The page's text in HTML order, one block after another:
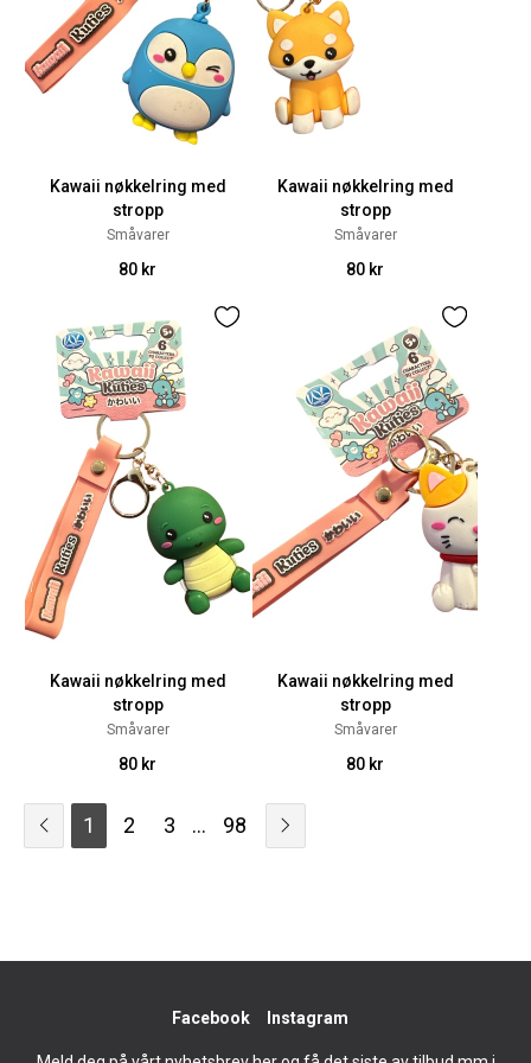
Kawaii nøkkelring med
stropp
Småvarer
80 kr
Kawaii nøkkelring med
stropp
Småvarer
80 kr
Kawaii nøkkelring med
stropp
Småvarer
80 kr
Kawaii nøkkelring med
stropp
Småvarer
80 kr
1 2 3 ... 98
Facebook Instagram